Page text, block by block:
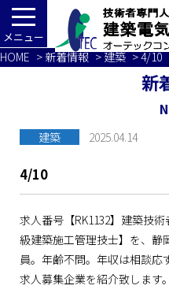
メニュー
HOME > 新着情報 >建築 > 4/10
新
建築 2025.04.14
4/10
求人番号【RK1132】建築技
級建築施工管理技士】を、静
員。年齢不問。年収は相談応
求人募集企業を紹介致します。